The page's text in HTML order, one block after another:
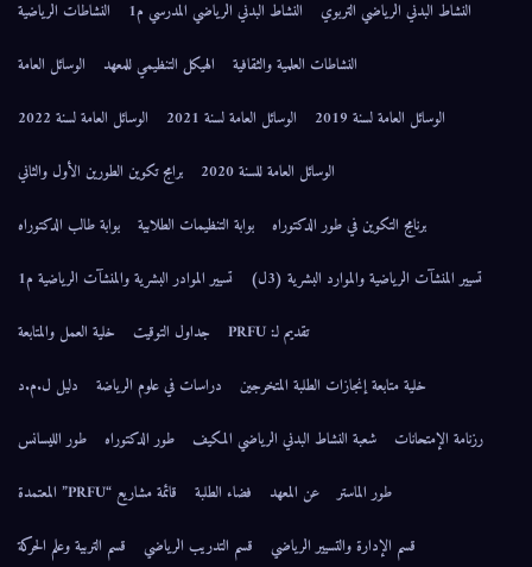
النشاط البدني الرياضي التربوي
النشاط البدني الرياضي المدرسي م1
النشاطات الرياضية
النشاطات العلمية والثقافية
الهيكل التنظيمي للمعهد
الوسائل العامة
الوسائل العامة لسنة 2019
الوسائل العامة لسنة 2021
الوسائل العامة لسنة 2022
الوسائل العامة للسنة 2020
برامج تكوين الطورين الأول والثاني
برنامج التكوين في طور الدكتوراه
بوابة التنظيمات الطلابية
بوابة طالب الدكتوراه
تسيير المنشآت الرياضية والموارد البشرية (3ل)
تسيير الموادر البشرية والمنشآت الرياضية م1
تقديم لـ: PRFU
جداول التوقيت
خلية العمل والمتابعة
خلية متابعة إنجازات الطلبة المتخرجين
دراسات في علوم الرياضة
دليل ل.م.د
رزنامة الإمتحانات
شعبة النشاط البدني الرياضي المكيف طور الدكتوراه
طور الليسانس
طور الماستر
عن المعهد فضاء الطلبة
قائمة مشاريع “PRFU” المعتمدة
قسم الإدارة والتسيير الرياضي
قسم التدريب الرياضي
قسم التربية وعلم الحركة